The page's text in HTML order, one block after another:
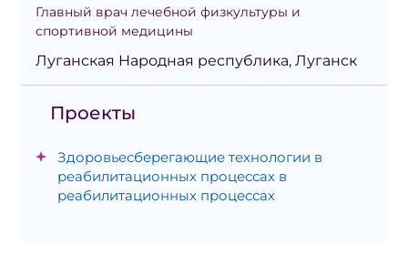
Главный врач лечебной физкультуры и
спортивной медицины
Луганская Народная республика, Луганск
Проекты
Здоровьесберегающие технологии в
реабилитационных процессах в
реабилитационных процессах